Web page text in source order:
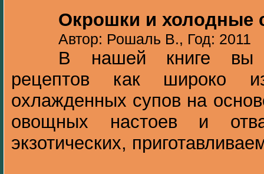
Окрошки и холодные
Автор: Рошаль В., Год: 2011
В нашей книге вы
рецептов как широко
охлажденных супов на
овощных настоев и
экзотических,